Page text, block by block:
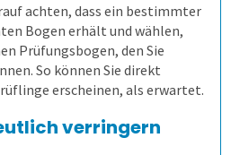
Fortgeschrittene
Frida
Klaus Papier
achten, dass ein bestimmter
Bogen erhält und wählen,
Prüfungsbogen, den Sie
So können Sie direkt
erscheinen, als erwartet.
verringern